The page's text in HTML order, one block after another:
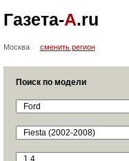
Газета-А.ru
Москва сменить регион
Поиск по модели